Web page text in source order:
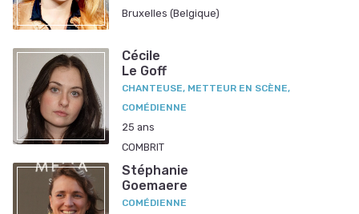
Bruxelles (Belgique)
Cécile
Le Goff
CHANTEUSE, METTEUR EN SCÈNE,
COMÉDIENNE
25 ans
COMBRIT
Stéphanie
Goemaere
COMÉDIENNE